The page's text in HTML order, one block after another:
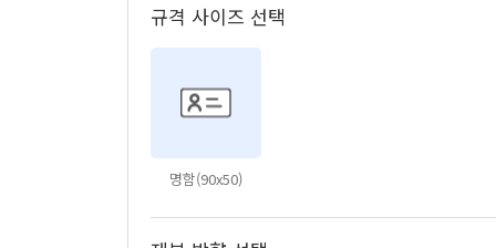
규격 사이즈 선택
명함(90x50)